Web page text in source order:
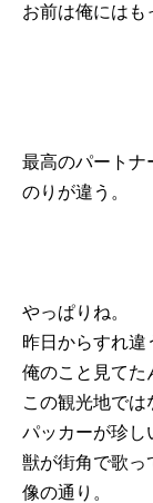
お前は俺にはも
最高のパートナ
のりが違う。
やっぱりね。
昨日からすれ違
俺のこと見てた
この観光地で
パッカーが珍し
獣が街角で歌っ
像の通り。